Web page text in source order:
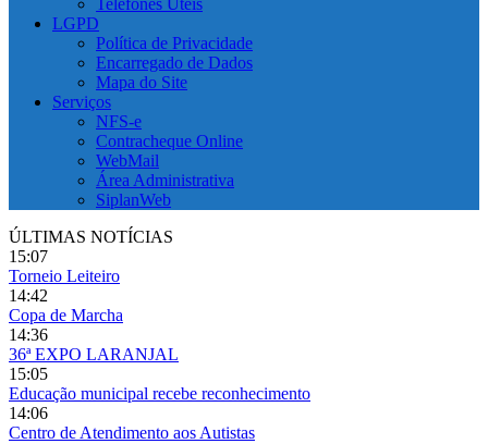
Telefones Úteis
LGPD
Política de Privacidade
Encarregado de Dados
Mapa do Site
Serviços
NFS-e
Contracheque Online
WebMail
Área Administrativa
SiplanWeb
ÚLTIMAS NOTÍCIAS
15:07
Torneio Leiteiro
14:42
Copa de Marcha
14:36
36ª EXPO LARANJAL
15:05
Educação municipal recebe reconhecimento
14:06
Centro de Atendimento aos Autistas